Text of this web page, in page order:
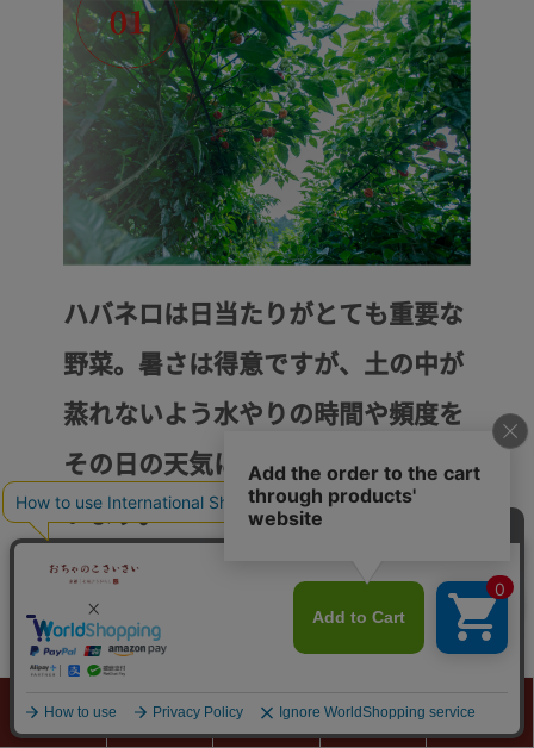
カート
ボタンへ
ハバネロは日当たりがとても重要な
野菜。暑さは得意ですが、土の中が
蒸れないよう水やりの時間や頻度を
その日の天気に合わせて微調整して
います。